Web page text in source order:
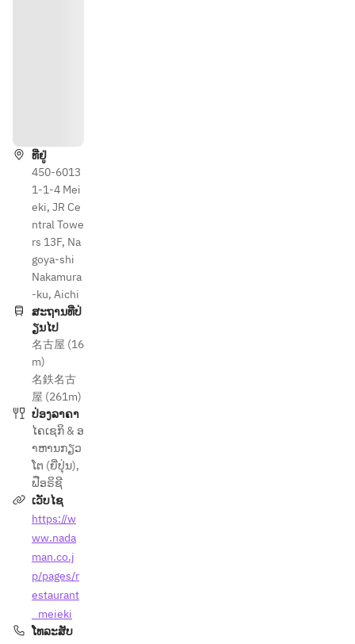
ທີ່ຢູ່
450-6013
1-1-4 Mei
eki, JR Ce
ntral Towe
rs 13F, Na
goya-shi
Nakamura
-ku, Aichi
ສະຖານທີ່ປ່
ຽນໄປ
名古屋 (16
m)
名鉄名古
屋 (261m)
ປ່ອງລາຄາ
ໄຄເຊກິ & ອ
າຫານກຽວ
ໂຕ (ຍີ່ປຸ່ນ),
ຟືອຣິຊີ
ເວັບໄຊ
https://w
ww.nada
man.co.j
p/pages/r
estaurant
_meieki
ໂທລະສັບ